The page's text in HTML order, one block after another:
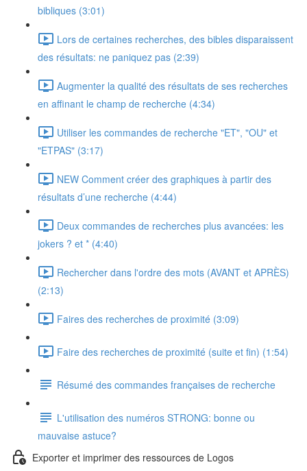
bibliques (3:01)
Lors de certaines recherches, des bibles disparaissent
des résultats: ne paniquez pas (2:39)
Augmenter la qualité des résultats de ses recherches
en affinant le champ de recherche (4:34)
Utiliser les commandes de recherche "ET", "OU" et
"ETPAS" (3:17)
NEW Comment créer des graphiques à partir des
résultats d’une recherche (4:44)
Deux commandes de recherches plus avancées: les
jokers ? et * (4:40)
Rechercher dans l'ordre des mots (AVANT et APRÈS)
(2:13)
Faires des recherches de proximité (3:09)
Faire des recherches de proximité (suite et fin) (1:54)
Résumé des commandes françaises de recherche
L'utilisation des numéros STRONG: bonne ou
mauvaise astuce?
Exporter et imprimer des ressources de Logos